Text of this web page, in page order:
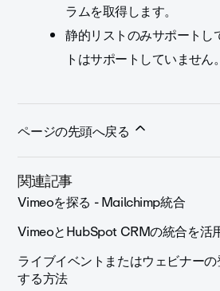
ラムを取得します。
静的リストのみサポートし
トはサポートしていません。
ページの先頭へ戻る
関連記事
Vimeoを探る - Mailchimp統合
VimeoとHubSpot CRMの統合を活
ライブイベントまたはウェビナー
する方法